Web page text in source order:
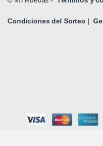
Condiciones del Sorteo |